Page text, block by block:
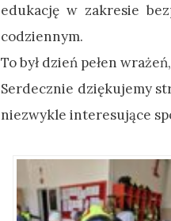
edukację w zakresie
codziennym.
To był dzień pełen
Serdecznie dziękujemy
niezwykle interesujące